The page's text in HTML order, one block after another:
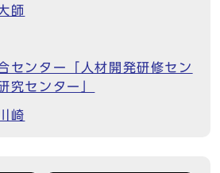
師
センター「人材開発研修セン
究センター」
崎